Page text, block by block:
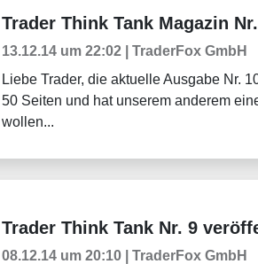
Tradingerfolge
Trader Think Tank Magazin
13.12.14 um 22:02 | TraderFox GmbH
Liebe Trader, die aktuelle Ausgabe Nr.
50 Seiten und hat unserem anderem
wollen...
Tradingerfolge
Trader Think Tank Nr. 9
08.12.14 um 20:10 | TraderFox GmbH